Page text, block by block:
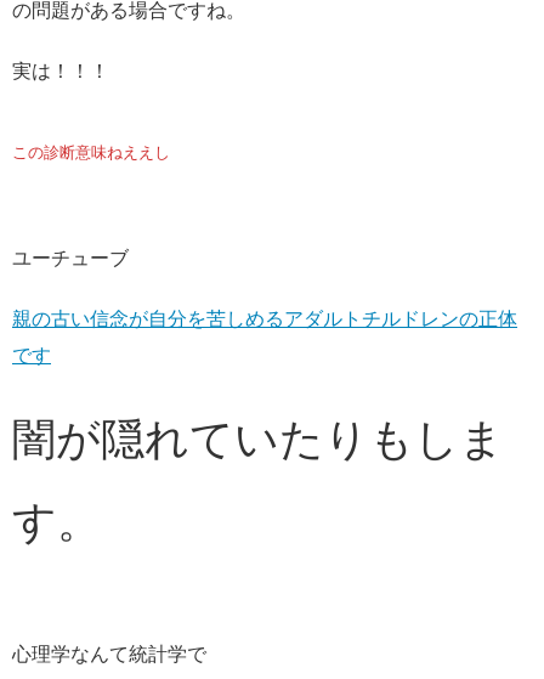
の問題がある場合ですね。
実は！！！
この診断意味ねええし
ユーチューブ
親の古い信念が自分を苦しめるアダルトチルドレンの正体
です
闇が隠れていたりもしま
す。
心理学なんて統計学で